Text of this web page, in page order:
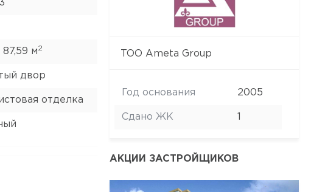
87,59 м2
двор
отделка
ТОО Ameta Group
Год основания 2005
Сдано ЖК
АКЦИИ ЗАСТРОЙЩИКОВ